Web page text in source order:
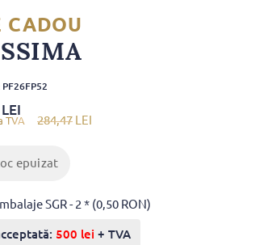
CADOU
PF26FP52
284,47 LEI
LEI
epuizat
SGR - 2 * (0,50 RON)
500 lei + TVA